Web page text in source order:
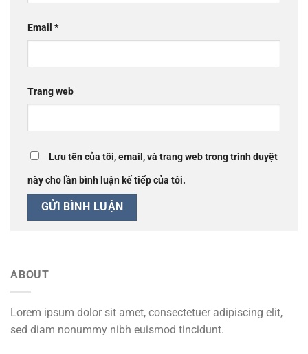
Email *
Trang web
Lưu tên của tôi, email, và trang web trong trình duyệt
này cho lần bình luận kế tiếp của tôi.
ABOUT
Lorem ipsum dolor sit amet, consectetuer adipiscing elit,
sed diam nonummy nibh euismod tincidunt.